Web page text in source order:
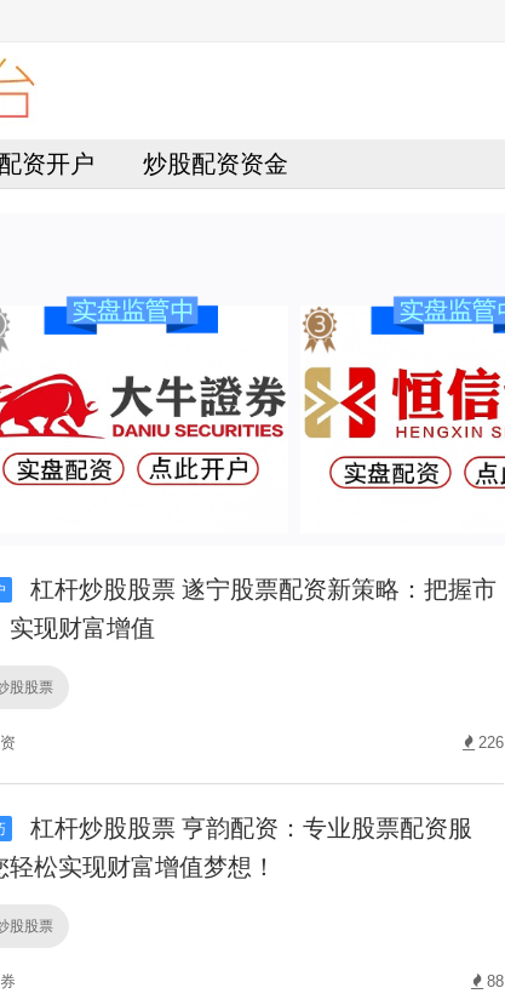
资开户 炒股配资资金
杠杆炒股股票 遂宁股票配资新策略：把握市
实现财富增值
股股票
226
杠杆炒股股票 亨韵配资：专业股票配资服
松实现财富增值梦想！
股股票
88